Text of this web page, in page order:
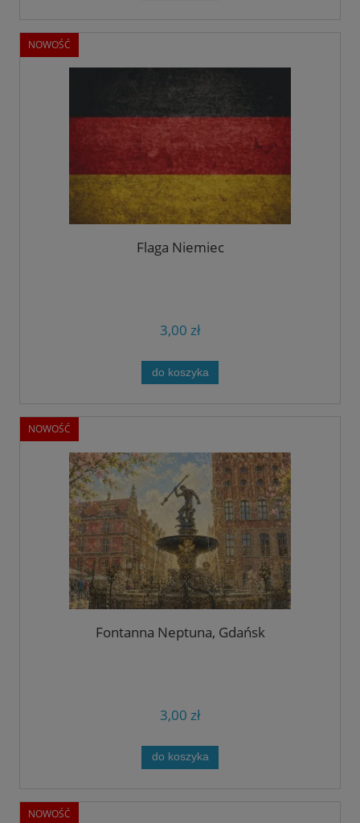
Flaga Niemiec
3,00 zł
do koszyka
NOWOŚĆ
Fontanna Neptuna, Gdańsk
3,00 zł
do koszyka
NOWOŚĆ
NOWOŚĆ